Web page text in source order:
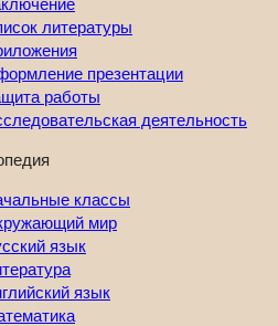
литературы
презентации
работы
деятельность
классы
мир
язык
язык